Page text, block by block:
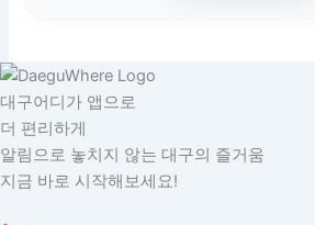
대구어디가 앱으로
더 편리하게
알림으로 놓치지 않는 대구의 즐거움
지금 바로 시작해보세요!